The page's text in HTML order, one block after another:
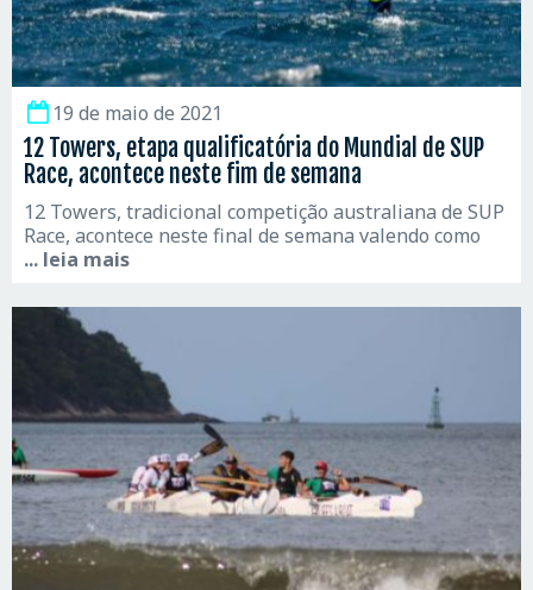
19 de maio de 2021
12 Towers, etapa qualificatória do Mundial de SUP
Race, acontece neste fim de semana
12 Towers, tradicional competição australiana de SUP
Race, acontece neste final de semana valendo como
... leia mais